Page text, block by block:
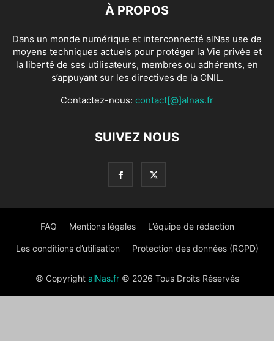
À PROPOS
Dans un monde numérique et interconnecté alNas use de
moyens techniques actuels pour protéger la Vie privée et
la liberté de ses utilisateurs, membres ou adhérents, en
s’appuyant sur les directives de la CNIL.
Contactez-nous: contact[@]alnas.fr
SUIVEZ NOUS
FAQ Mentions légales L’équipe de rédaction
Les conditions d’utilisation Protection des données (RGPD)
© Copyright alNas.fr© 2026 Tous Droits Réservés